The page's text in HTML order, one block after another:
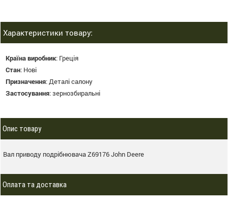
Характеристики товару:
Країна виробник: Греція
Стан: Нові
Призначення:Деталі салону
Застосування:зернозбиральні
Опис товару
Вал приводу подрібнювача Z69176 John Deere
Оплата та доставка